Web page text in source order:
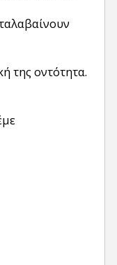
της οντότητα.